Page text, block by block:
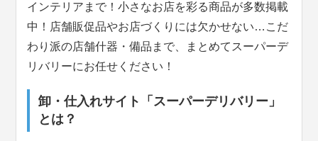
インテリアまで！小さなお店を彩る商品が多数掲載
中！店舗販促品やお店づくりには欠かせない…こだ
わり派の店舗什器・備品まで、まとめてスーパーデ
リバリーにお任せください！
卸・仕入れサイト「スーパーデリバリー」
とは？